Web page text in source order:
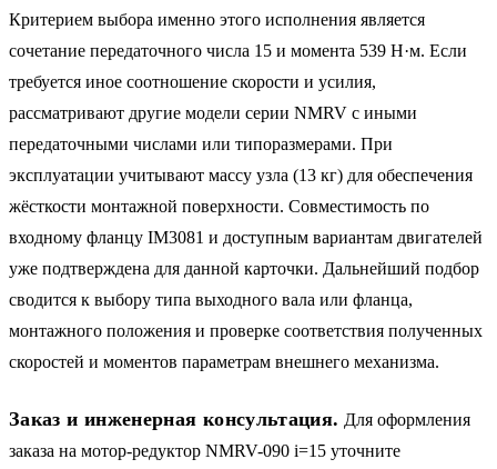
Критерием выбора именно этого исполнения является
сочетание передаточного числа 15 и момента 539 Н·м. Если
требуется иное соотношение скорости и усилия,
рассматривают другие модели серии NMRV с иными
передаточными числами или типоразмерами. При
эксплуатации учитывают массу узла (13 кг) для обеспечения
жёсткости монтажной поверхности. Совместимость по
входному фланцу IM3081 и доступным вариантам двигателей
уже подтверждена для данной карточки. Дальнейший подбор
сводится к выбору типа выходного вала или фланца,
монтажного положения и проверке соответствия полученных
скоростей и моментов параметрам внешнего механизма.
Заказ и инженерная консультация. Для оформления
заказа на мотор-редуктор NMRV-090 i=15 уточните